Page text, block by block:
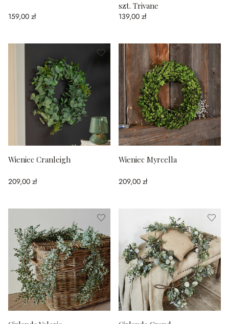
159,00 zł
szt. Trivane
139,00 zł
Wieniec Cranleigh
209,00 zł
Wieniec Myrcella
209,00 zł